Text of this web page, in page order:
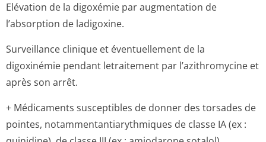
Elévation de la digoxémie par augmentation de
l’absorption de ladigoxine.
Surveillance clinique et éventuellement de la
digoxinémie pendant letraitement par l’azithromycine et
après son arrêt.
+ Médicaments susceptibles de donner des torsades de
pointes, notammentanti­arythmiques de classe IA (ex :